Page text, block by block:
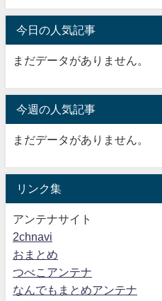
今日の人気記事
まだデータがありません。
今週の人気記事
まだデータがありません。
リンク集
アンテナサイト
2chnavi
おまとめ
つべこアンテナ
なんでもまとめアンテナ